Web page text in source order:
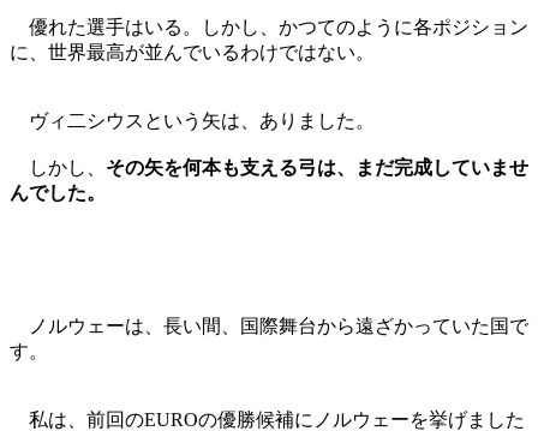
優れた選手はいる。しかし、かつてのように各ポジション
に、世界最高が並んでいるわけではない。
ヴィ二シウスという矢は、ありました。
しかし、 その矢を何本も支える弓は、まだ完成していませ
んでした。
ノルウェーは、長い間、国際舞台から遠ざかっていた国で
す。
私は、前回のEUROの優勝候補にノルウェーを挙げました